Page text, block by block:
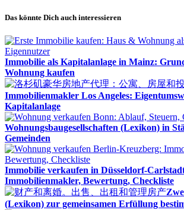
Das könnte Dich auch interessieren
Immobilie als Kapitalanlage in Mainz:
Wohnung kaufen
Immobilienmakler Los Angeles:
Kapitalanlage
Wohnungsbaugesellschaften (Lexikon) in
Gemeinden
Immobilie verkaufen in Düsseldorf-
Immobilienmakler, Bewertung, Checkliste
(Lexikon) zur gemeinsamen Erfüllung